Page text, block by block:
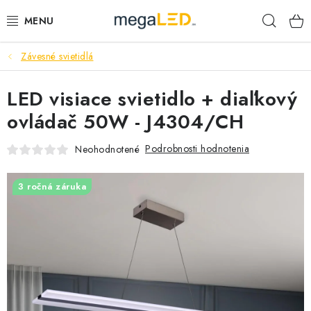
na
PRIEMYSEL
SVIETIDLÁ
ŽIAROVKY A TRUBICE
SAMSUNG SVIETIDLÁ
Závesné svietidlá
LED visiace svietidlo + diaľkový
ovládač 50W - J4304/CH
Neohodnotené Podrobnosti hodnotenia
3 ročná záruka